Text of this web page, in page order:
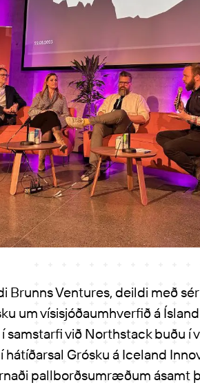
Brunns Ventures, deildi með
um vísisjóðaumhverfið á
samstarfi við Northstack buðu í
Grósku á Iceland
pallborðsumræðum ásamt